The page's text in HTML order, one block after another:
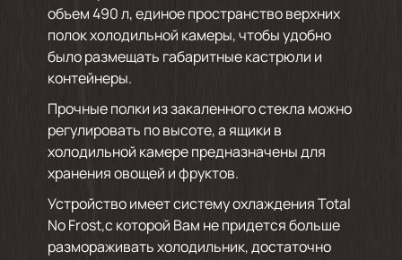
объем 490 л, единое пространство верхних
полок холодильной камеры, чтобы удобно
было размещать габаритные кастрюли и
контейнеры.
Прочные полки из закаленного стекла можно
регулировать по высоте, а ящики в
холодильной камере предназначены для
хранения овощей и фруктов.
Устройство имеет систему охлаждения Total
No Frost,с которой Вам не придется больше
размораживать холодильник, достаточно